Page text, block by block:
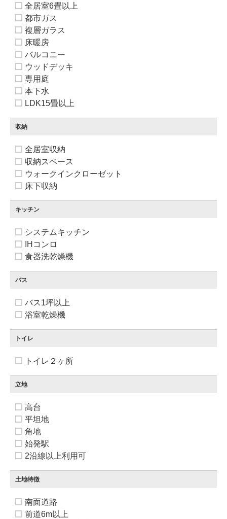
全居室6畳以上
都市ガス
複層ガラス
床暖房
バルコニー
ウッドデッキ
専用庭
本下水
LDK15畳以上
収納
全居室収納
収納スペース
ウォークインクローゼット
床下収納
キッチン
システムキッチン
IHコンロ
食器洗乾燥機
バス
バス1坪以上
浴室乾燥機
トイレ
トイレ２ヶ所
立地
高台
平坦地
角地
始発駅
2沿線以上利用可
土地特徴
南面道路
前道6m以上